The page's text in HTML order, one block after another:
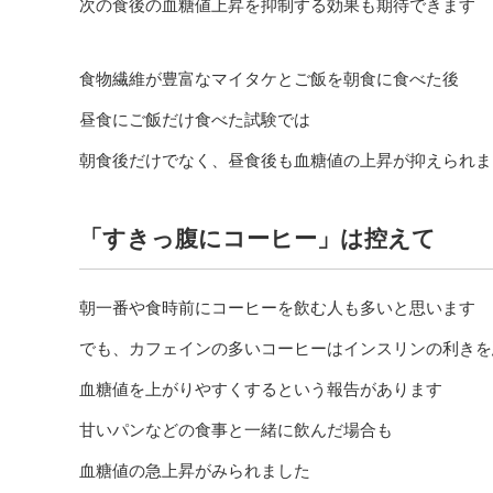
次の食後の血糖値上昇を抑制する効果も期待できます
食物繊維が豊富なマイタケとご飯を朝食に食べた後
昼食にご飯だけ食べた試験では
朝食後だけでなく、昼食後も血糖値の上昇が抑えられ
「すきっ腹にコーヒー」は控えて
朝一番や食時前にコーヒーを飲む人も多いと思います
でも、カフェインの多いコーヒーはインスリンの利き
血糖値を上がりやすくするという報告があります
甘いパンなどの食事と一緒に飲んだ場合も
血糖値の急上昇がみられました